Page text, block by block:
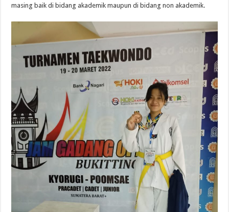
masing baik di bidang akademik maupun di bidang non akademik.